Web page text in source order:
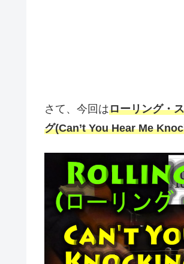
さて、今回はローリング・
グ(Can’t You Hear Me